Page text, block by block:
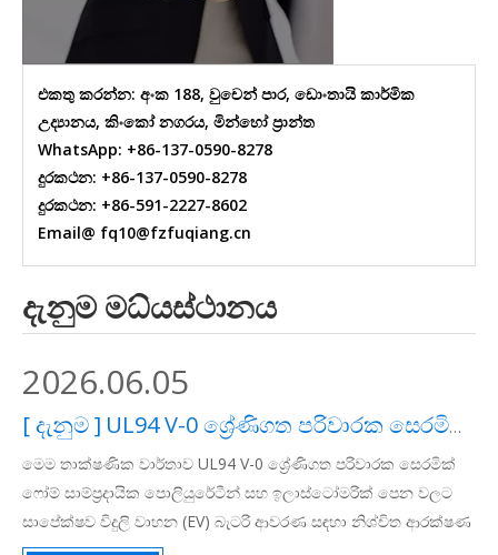
එකතු කරන්න: අංක 188, වුචෙන් පාර, ඩොංතායි කාර්මික
උද්‍යානය, කිංකෝ නගරය, මින්හෝ ප්‍රාන්ත
WhatsApp: +86-137-0590-8278
දුරකථන: +86-137-0590-8278
දුරකථන: +86-591-2227-8602
Email@ fq10@fzfuqiang.cn
දැනුම මධ්යස්ථානය
[දැනුම] UL94 V-0 ශ්‍රේණිගත පරිවාරක සෙරමික් ෆෝම් EV බැටරි ආරක්ෂාව සඳහා නව ප්‍රමිතියක් බවට පත්වන්නේ ඇයි?
මෙම තාක්ෂණික වාර්තාව UL94 V-0 ශ්‍රේණිගත පරිවාරක සෙරමික්
ෆෝම් සාම්ප්‍රදායික පොලියුරේටීන් සහ ඉලාස්ටෝමරික් පෙන වලට
සාපේක්ෂව විදුලි වාහන (EV) බැටරි ආවරණ සඳහා නිශ්චිත ආරක්ෂණ
ප්‍රමිතිය බවට පත්ව ඇත්තේ මන්දැයි ගවේෂණය කරයි. එය තාප පැනීම
2026.06.05